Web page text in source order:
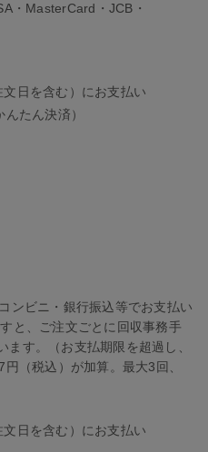
・MasterCard・JCB・
日を含む）にお支払い
たん決済）
ンビニ・銀行振込等でお支払い
と、ご注文ごとに回収事務手
す。（お支払期限を超過し、
（税込）が加算。最大3回、
日を含む）にお支払い